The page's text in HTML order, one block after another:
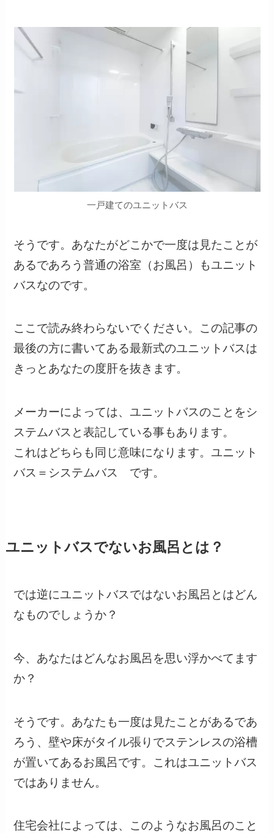
一戸建てのユニットバス
そうです。あなたがどこかで一度は見たことが
あるであろう普通の浴室（お風呂）もユニット
バスなのです。
ここで読み終わらないでください。この記事の
最後の方に書いてある最新式のユニットバスは
きっとあなたの度肝を抜きます。
メーカーによっては、ユニットバスのことをシ
ステムバス と表記している事もあります。
これはどちらも同じ意味になります。ユニット
バス＝システムバス
です。
ユニットバスでないお風呂とは？
では逆にユニットバスではないお風呂とはどん
なものでしょうか？
今、 あなたはどんなお風呂を思い浮かべてます
か？
そうです。あなたも一度は見たことがあるであ
ろう、壁や床がタイル張りでステンレスの浴槽
が置いてあるお風呂です。これはユニットバス
ではありません。
住宅会社によっては、このようなお風呂のこと